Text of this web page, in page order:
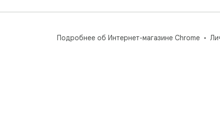
Подробнее об Интернет-магазине Chrome